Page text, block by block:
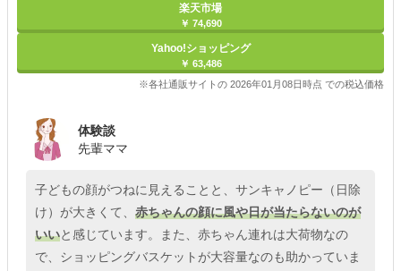
楽天市場
￥ 74,690
Yahoo!ショッピング
￥ 63,486
※各社通販サイトの 2026年01月08日時点 での税込価格
体験談
先輩ママ
子どもの顔がつねに見えることと、サンキャノピー（日除
け）が大きくて、 赤ちゃんの顔に風や日が当たらないのが
いいと感じています。また、赤ちゃん連れは大荷物なの
で、ショッピングバスケットが大容量なのも助かっていま